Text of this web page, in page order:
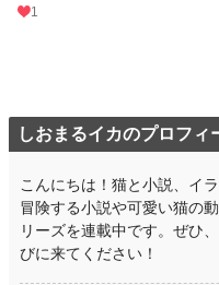
1
しおまるイカのプロフィ
こんにちは！猫と小説、イ
冒険する小説や可愛い猫の
リーズを連載中です。ぜひ
びに来てください！